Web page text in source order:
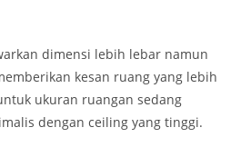
dimensi lebih lebar namun
kesan ruang yang lebih
ukuran ruangan sedang
dengan ceiling yang tinggi.